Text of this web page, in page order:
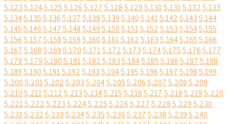
5,1235,1245,1255,1265,1275,1285,1295,1305,1315,1325,133
5,1345,1355,1365,1375,1385,1395,1405,1415,1425,1435,144
5,1455,1465,1475,1485,1495,1505,1515,1525,1535,1545,155
5,1565,1575,1585,1595,1605,1615,1625,1635,1645,1655,166
5,1675,1685,1695,1705,1715,1725,1735,1745,1755,1765,177
5,1785,1795,1805,1815,1825,1835,1845,1855,1865,1875,188
5,1895,1905,1915,1925,1935,1945,1955,1965,1975,1985,199
5,2005,2015,2025,2035,2045,2055,2065,2075,2085,209
5,2105,2115,2125,2135,2145,2155,2165,2175,2185,2195,220
5,2215,2225,2235,2245,2255,2265,2275,2285,2295,230
5,2315,2325,2335,2345,2355,2365,2375,2385,2395,240